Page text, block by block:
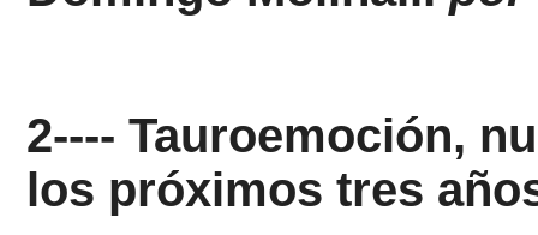
2---- Tauroemoción,
los próximos tres